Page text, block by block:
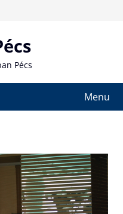
Pécs
Menu